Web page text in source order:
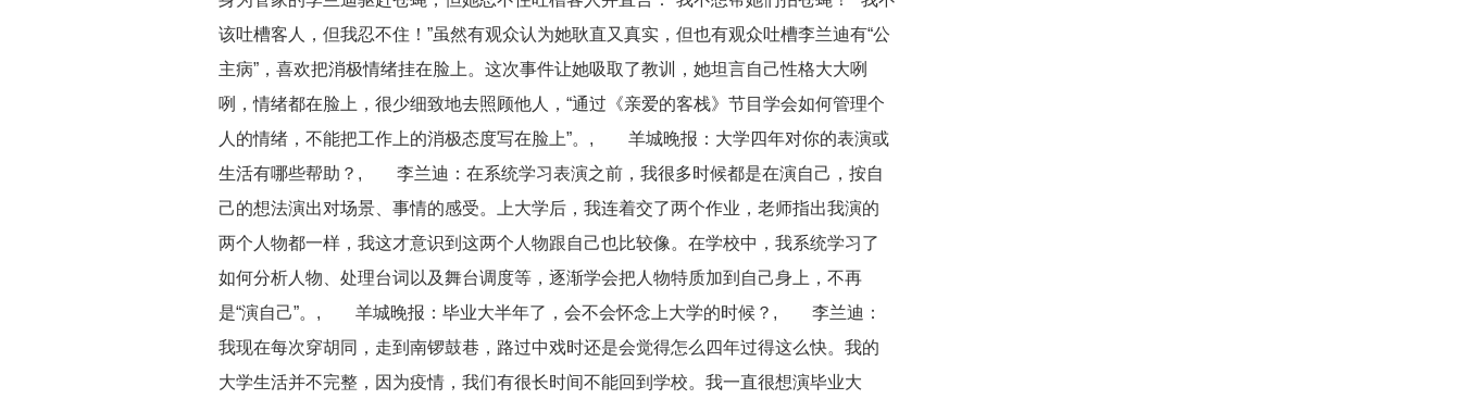
该吐槽客人，但我忍不住！”虽然有观众认为她耿直又真实，但也有观众吐槽李兰迪有“公
主病”，喜欢把消极情绪挂在脸上。这次事件让她吸取了教训，她坦言自己性格大大咧
咧，情绪都在脸上，很少细致地去照顾他人，“通过《亲爱的客栈》节目学会如何管理个
人的情绪，不能把工作上的消极态度写在脸上”。, 羊城晚报：大学四年对你的表演或
生活有哪些帮助？, 李兰迪：在系统学习表演之前，我很多时候都是在演自己，按自
己的想法演出对场景、事情的感受。上大学后，我连着交了两个作业，老师指出我演的
两个人物都一样，我这才意识到这两个人物跟自己也比较像。在学校中，我系统学习了
如何分析人物、处理台词以及舞台调度等，逐渐学会把人物特质加到自己身上，不再
是“演自己”。, 羊城晚报：毕业大半年了，会不会怀念上大学的时候？, 李兰迪：
我现在每次穿胡同，走到南锣鼓巷，路过中戏时还是会觉得怎么四年过得这么快。我的
大学生活并不完整，因为疫情，我们有很长时间不能回到学校。我一直很想演毕业大